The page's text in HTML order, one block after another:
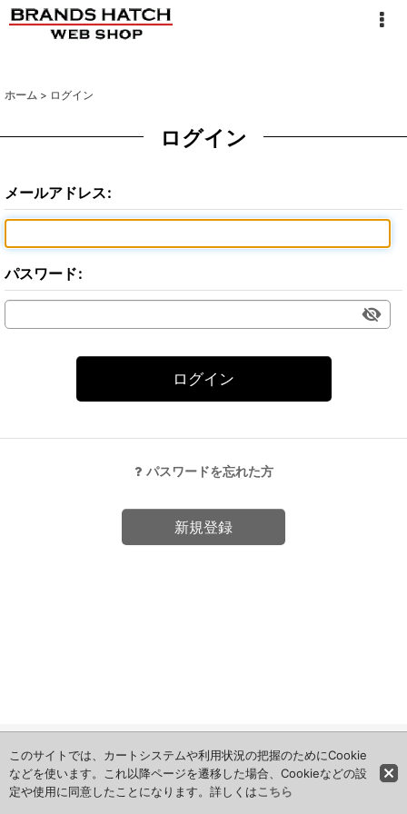
ホーム > ログイン
ログイン
メールアドレス:
パスワード:
ログイン
パスワードを忘れた方
新規登録
このサイトでは、カートシステムや利用状況の把握のためにCookie
などを使います。これ以降ページを遷移した場合、Cookieなどの設
定や使用に同意したことになります。詳しくはこちら